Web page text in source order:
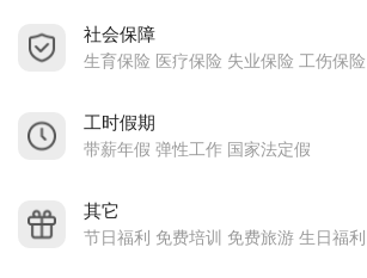
福利待遇:
1、 工龄奖50-300元/月.
3、 满一年享有与时俱进的岗位培训.
5、 年度优秀员工奖金.
6、 年终奖金.
社会保障
生育保险 医疗保险 失业保险 工伤保
工时假期
带薪年假 弹性工作 国家法定假
其它
节日福利 免费培训 免费旅游 生日福